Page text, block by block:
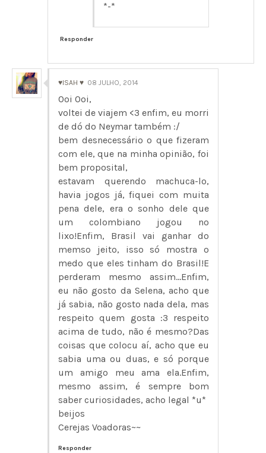
*-*
Responder
♥ISAH ♥ 08 JULHO, 2014
Ooi Ooi,
voltei de viajem <3 enfim, eu morri
de dó do Neymar também :/
bem desnecessário o que fizeram
com ele, que na minha opinião, foi
bem proposital,
estavam querendo machuca-lo,
havia jogos já, fiquei com muita
pena dele, era o sonho dele que
um colombiano jogou no
lixo!Enfim, Brasil vai ganhar do
memso jeito, isso só mostra o
medo que eles tinham do Brasil!E
perderam mesmo assim...Enfim,
eu não gosto da Selena, acho que
já sabia, não gosto nada dela, mas
respeito quem gosta :3 respeito
acima de tudo, não é mesmo?Das
coisas que colocu aí, acho que eu
sabia uma ou duas, e só porque
um amigo meu ama ela.Enfim,
mesmo assim, é sempre bom
saber curiosidades, acho legal *u*
beijos
Cerejas Voadoras~~
Responder